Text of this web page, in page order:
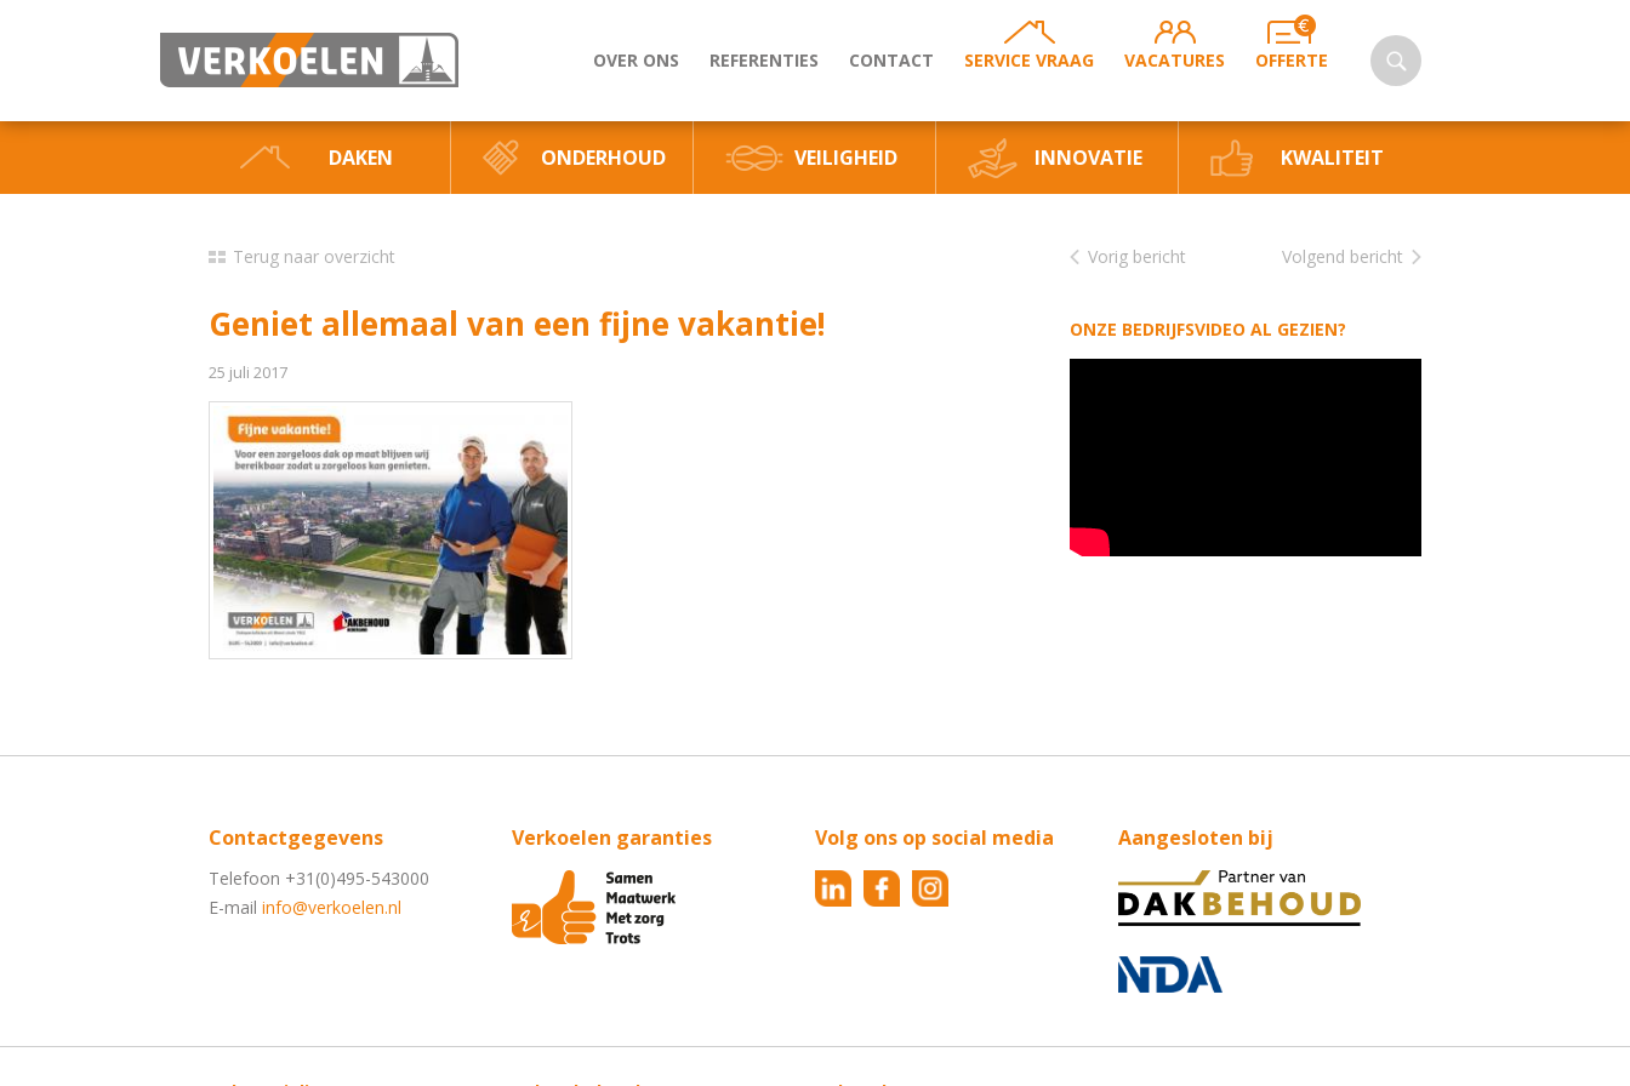
OVER ONS REFERENTIES CONTACT SERVICE VRAAG VACATURES OFFERTE
DAKEN ONDERHOUD VEILIGHEID INNOVATIE KWALITEIT
Terug naar overzicht Vorig bericht Volgend bericht
Geniet allemaal van een fijne vakantie!
25 juli 2017
ONZE BEDRIJFSVIDEO AL GEZIEN?
Contactgegevens
Telefoon +31(0)495-543000
E-mail info@verkoelen.nl
Verkoelen garanties Volg ons op social media Aangesloten bij